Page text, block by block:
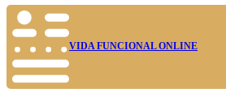
VIDA FUNCIONAL ONLINE